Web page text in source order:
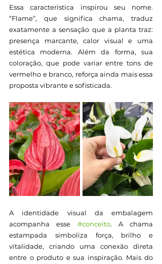
Essa característica inspirou seu nome.
“Flame”, que significa chama, traduz
exatamente a sensação que a planta traz:
presença marcante, calor visual e uma
estética moderna. Além da forma, sua
coloração, que pode variar entre tons de
vermelho e branco, reforça ainda mais essa
proposta vibrante e sofisticada.
A identidade visual da embalagem
acompanha esse #conceito. A chama
estampada simboliza força, brilho e
vitalidade, criando uma conexão direta
entre o produto e sua inspiração. Mais do